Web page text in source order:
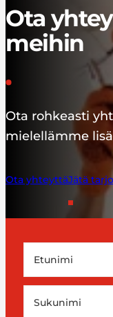
Ota
meihin
Ota rohkeasti
mielellämme
Ota yhteyttäJätä